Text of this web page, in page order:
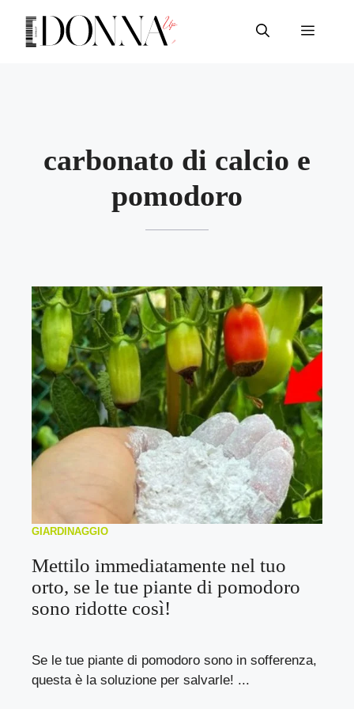
contenuto
Menu
carbonato di calcio e
pomodoro
GIARDINAGGIO
Mettilo immediatamente nel tuo
orto, se le tue piante di pomodoro
sono ridotte così!
Se le tue piante di pomodoro sono in sofferenza,
questa è la soluzione per salvarle! ...